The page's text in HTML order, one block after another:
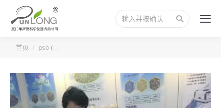
搜
索：
您的位置：
首页 psb (…